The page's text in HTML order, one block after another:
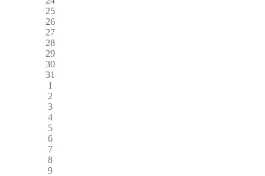
25
26
27
28
29
30
31
1
2
3
4
5
6
7
8
9